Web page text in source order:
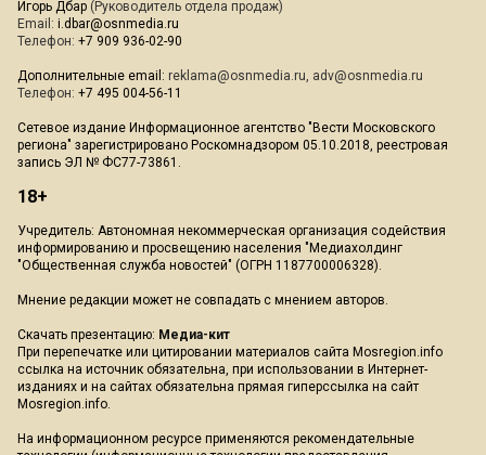
Игорь Дбар (Руководитель отдела продаж)
Email: i.dbar@osnmedia.ru
Телефон: +7 909 936-02-90
Дополнительные email: reklama@osnmedia.ru, adv@osnmedia.ru
Телефон: +7 495 004-56-11
Сетевое издание Информационное агентство "Вести Московского
региона" зарегистрировано Роскомнадзором 05.10.2018, реестровая
запись ЭЛ № ФС77-73861.
18+
Учредитель: Автономная некоммерческая организация содействия
информированию и просвещению населения "Медиахолдинг
"Общественная служба новостей" (ОГРН 1187700006328).
Мнение редакции может не совпадать с мнением авторов.
Скачать презентацию: Медиа-кит
При перепечатке или цитировании материалов сайта Mosregion.info
ссылка на источник обязательна, при использовании в Интернет-
изданиях и на сайтах обязательна прямая гиперссылка на сайт
Mosregion.info.
На информационном ресурсе применяются рекомендательные